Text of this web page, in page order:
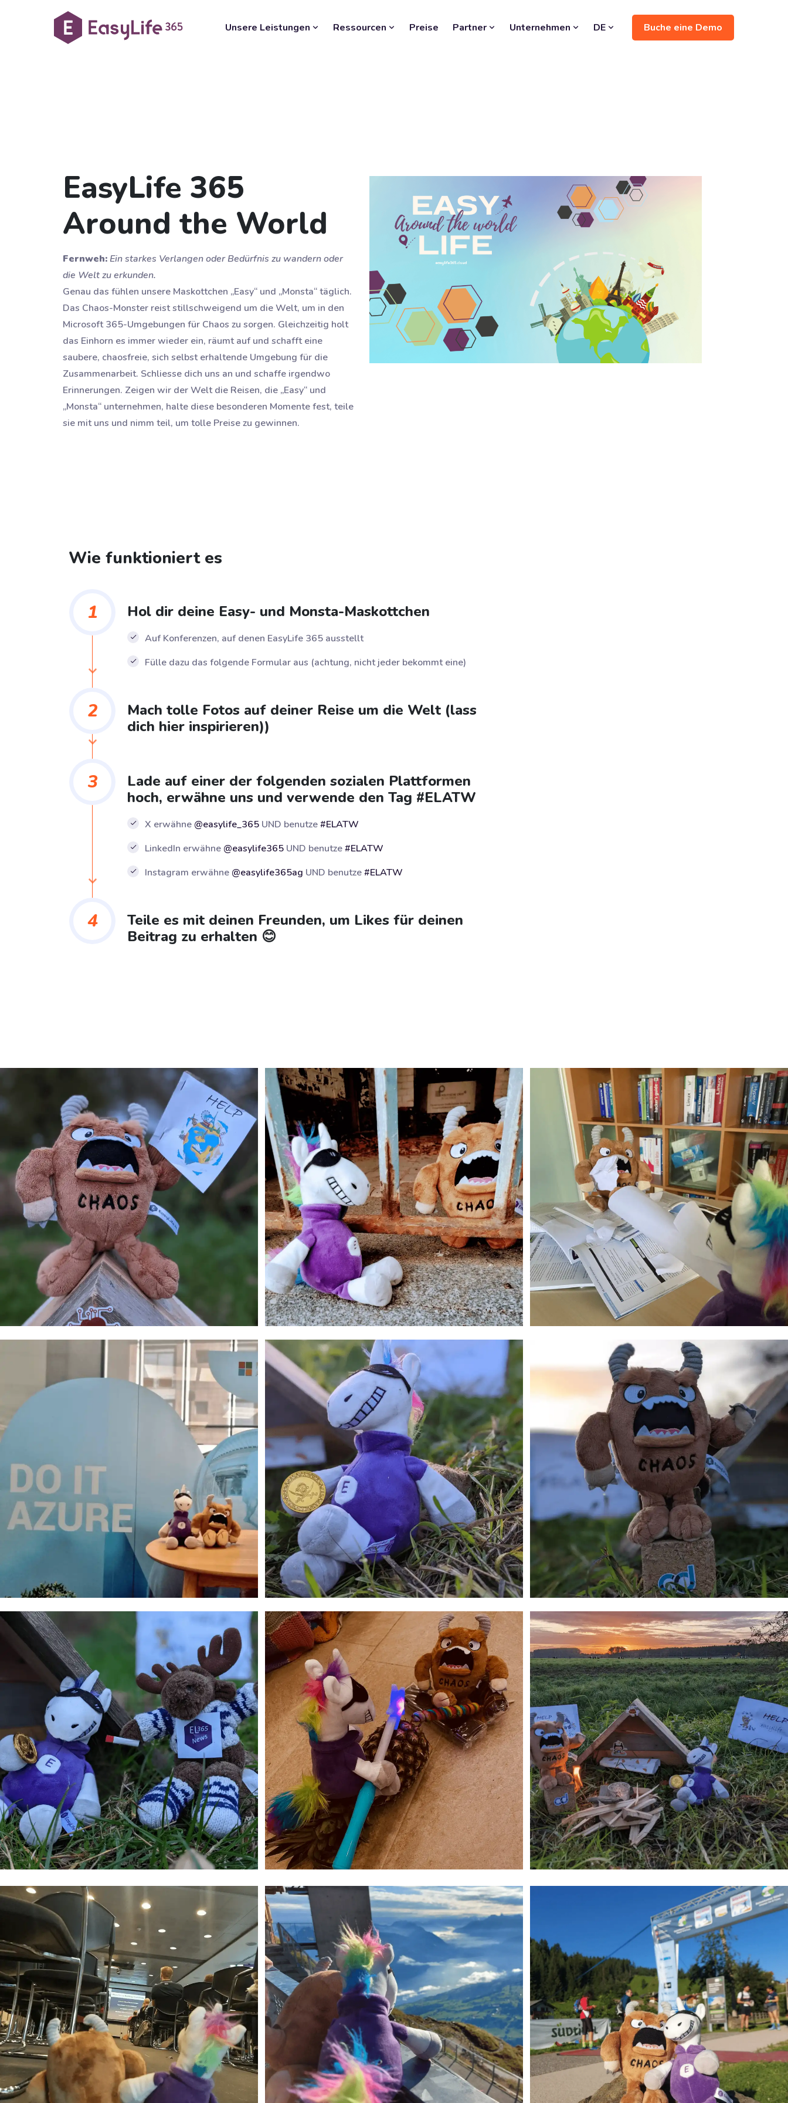
Unsere Leistungen Ressourcen Preise Partner Unternehmen DE Buche eine Demo
EasyLife 365
Around the World
Fernweh: Ein starkes Verlangen oder Bedürfnis zu wandern oder
die Welt zu erkunden.
Genau das fühlen unsere Maskottchen „Easy“ und „Monsta“ täglich.
Das Chaos-Monster reist stillschweigend um die Welt, um in den
Microsoft 365-Umgebungen für Chaos zu sorgen. Gleichzeitig holt
das Einhorn es immer wieder ein, räumt auf und schafft eine
saubere, chaosfreie, sich selbst erhaltende Umgebung für die
Zusammenarbeit. Schliesse dich uns an und schaffe irgendwo
Erinnerungen. Zeigen wir der Welt die Reisen, die „Easy“ und
„Monsta“ unternehmen, halte diese besonderen Momente fest, teile
sie mit uns und nimm teil, um tolle Preise zu gewinnen.
Wie funktioniert es
1 Hol dir deine Easy- und Monsta-Maskottchen
Auf Konferenzen, auf denen EasyLife 365 ausstellt
Fülle dazu das folgende Formular aus (achtung, nicht jeder bekommt eine)
2
Mach tolle Fotos auf deiner Reise um die Welt (lass
dich hier inspirieren))
3
Lade auf einer der folgenden sozialen Plattformen
hoch, erwähne uns und verwende den Tag #ELATW
X erwähne @easylife_365 UND benutze#ELATW
LinkedIn erwähne @easylife365 UND benutze#ELATW
Instagram erwähne @easylife365ag UND benutze#ELATW
4
Teile es mit deinen Freunden, um Likes für deinen
Beitrag zu erhalten 😊